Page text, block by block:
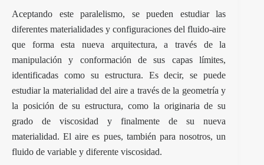
Aceptando este paralelismo, se pueden estudiar las
diferentes materialidades y configuraciones del fluido-aire
que forma esta nueva arquitectura, a través de la
manipulación y conformación de sus capas límites,
identificadas como su estructura. Es decir, se puede
estudiar la materialidad del aire a través de la geometría y
la posición de su estructura, como la originaria de su
grado de viscosidad y finalmente de su nueva
materialidad. El aire es pues, también para nosotros, un
fluido de variable y diferente viscosidad.